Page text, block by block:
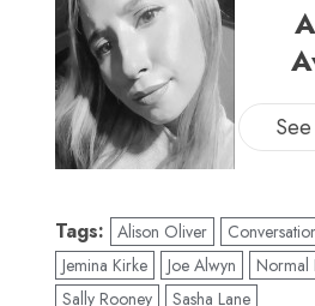
Tags: Alison Oliver
Jemina Kirke
Joe Alwyn Normal
Sally Rooney
Sasha Lane